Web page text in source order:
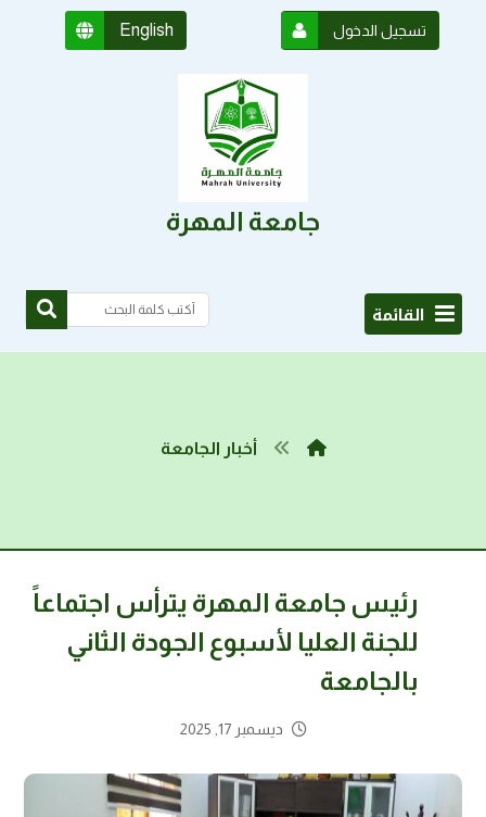
English تسجيل الدخول
جامعة المهرة
القائمة
أخبار الجامعة
رئيس جامعة المهرة يترأس اجتماعاً
للجنة العليا لأسبوع الجودة الثاني
بالجامعة
ديسمبر 17, 2025